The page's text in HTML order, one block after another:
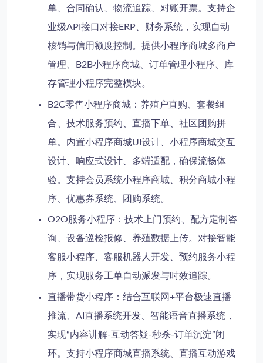
单、合同确认、物流追踪、对账开票。支持企
业级API接口对接ERP、财务系统，实现自动
核销与信用额度控制。提供小程序商城多商户
管理、B2B小程序商城、订单管理小程序、库
存管理小程序完整模块。
B2C零售小程序商城 ：养殖户直购、套餐组
合、技术服务预约、直播下单、社区团购拼
单。内置小程序商城UI设计、小程序商城交互
设计、响应式设计、多端适配，确保流畅体
验。支持会员系统小程序商城、积分商城小程
序、优惠券系统、团购系统。
O2O服务小程序 ：技术上门预约、配方定制咨
询、设备巡检报修、养殖数据上传。对接智能
客服小程序、客服机器人开发、预约服务小程
序，实现服务工单自动派发与时效追踪。
直播带货小程序 ：结合互联网+平台极速直播
推流、AI直播系统开发、智能语音直播系统，
实现“内容讲解-互动答疑-秒杀-订单沉淀”闭
环。支持小程序商城直播系统、直播互动游戏